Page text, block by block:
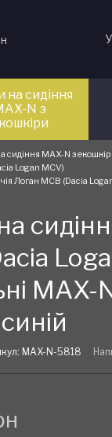
на сидіння
N з
сидіння MAX-N з
Logan MCV)
Логан МСВ (Dacia
MAX-
MAX-N-5818